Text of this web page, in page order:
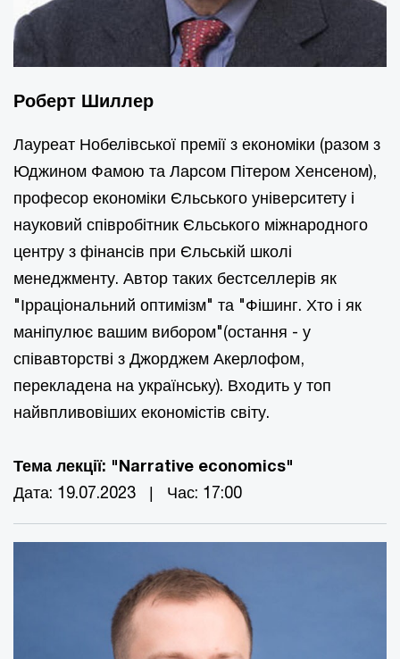
Роберт Шиллер
Лауреат Нобелівської премії з економіки (разом з
Юджином Фамою та Ларсом Пітером Хенсеном),
професор економіки Єльського університету і
науковий співробітник Єльського міжнародного
центру з фінансів при Єльській школі
менеджменту. Автор таких бестселлерів як
"Ірраціональний оптимізм" та "Фішинг. Хто і як
маніпулює вашим вибором"(остання - у
співавторстві з Джорджем Акерлофом,
перекладена на українську). Входить у топ
найвпливовіших економістів світу.
Тема лекції: "Narrative economics"
Дата: 19.07.2023 | Час: 17:00